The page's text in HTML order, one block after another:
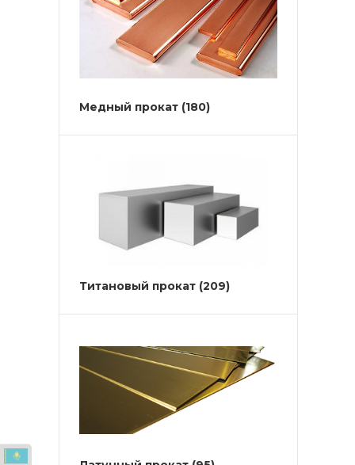
Медный прокат (180)
Титановый прокат (209)